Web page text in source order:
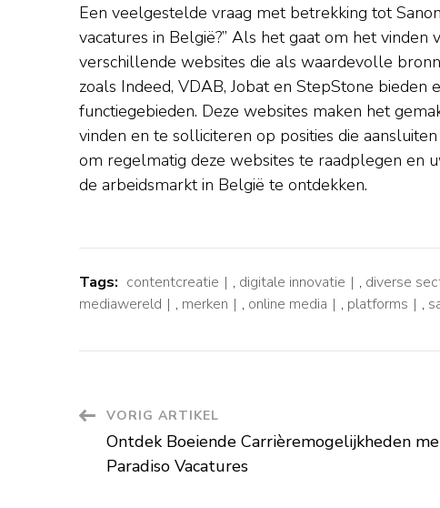
Een veelgestelde vraag met betrekking tot
vacatures in België?” Als het gaat om het
verschillende websites die als waardevolle
zoals Indeed, VDAB, Jobat en StepStone bieden
functiegebieden. Deze websites maken het
vinden en te solliciteren op posities die
om regelmatig deze websites te raadplegen en
de arbeidsmarkt in België te ontdekken.
Tags: contentcreatie , digitale innovatie , diverse
mediawereld
, merken , online media , platforms ,
Berichtnavigatie
VORIG ARTIKEL
Ontdek Boeiende Carrièremogelijkheden
Paradiso Vacatures